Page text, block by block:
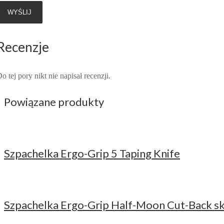
tej pory nikt nie napisał recenzji.
Powiązane produkty
Szpachelka Ergo-Grip 5 Taping Knife
Szpachelka Ergo-Grip Half-Moon Cut-Back